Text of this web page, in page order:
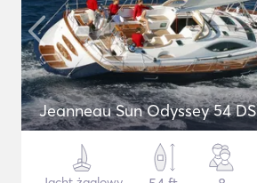
Jeanneau Sun Odyssey 54 DS